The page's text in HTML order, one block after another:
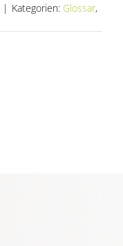
| Kategorien: Glossar,